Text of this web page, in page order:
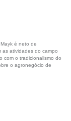
é neto de
as atividades do campo
com o tradicionalismo do
o agronegócio de